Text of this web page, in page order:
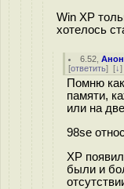
Win XP
хотелось
6.52 ,
[ответить] [↓
Помню
памяти,
или на
98se
ХР
были и